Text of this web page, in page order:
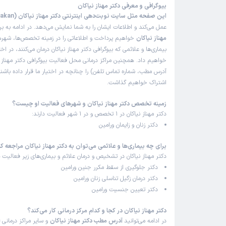
زهرا (
1403/12/19
این پزشک را پیشنهاد میکنم
زمان انتظار:0-15 دقیقه
عالی بود وخیلی خوب ومهربان وکاربلد من خیلی راضی
علت مراجعه: درمان مشکلات اندومتریوز و فیبروم رحم
بیوگرافی و معرفی دکتر مهناز نیاکان
این صفحه مثل سایت نوبت‌دهی اینترنتی دکتر مهناز نیاکان (Dr Mahnaz Niakan)
عمل می‌کند و اطلاعات ایشان را به شما نمایش می‌دهد. در ادامه به
مهناز نیاکان خواهیم پرداخت و اطلاعاتی را در زمینه تخصص‌ها،
بیماری‌ها و علائمی که بیوگرافی دکتر مهناز نیاکان درمان می‌کنند، در
خواهیم داد. همچنین مراکز درمانی محل فعالیت بیوگرافی دکتر مهناز
آدرس مطب، شماره تماس تلفن) را چنانچه در اختیار ما قرار داده
اشتراک خواهیم گذاشت.
زمینه تخصص دکتر مهناز نیاکان و شهرهای فعالیت او چیست؟
دکتر مهناز نیاکان در 1 تخصص و در 1 شهر فعالیت دارند:
دکتر زنان و زایمان ورامین
برای چه بیماری‌ها و علائمی می‌توان به دکتر مهناز نیاکان مراجعه
دکتر مهناز نیاکان در تشخیص و درمان علائم و بیماری‌های زیر فعالیت
دکتر جلوگیری از سقط مکرر جنین ورامین
دکتر درمان زگیل تناسلی زنان ورامین
دکتر تعیین جنسیت ورامین
دکتر مهناز نیاکان در کجا و کدام مرکز درمانی کار می‌کند؟
در ادامه می‌توانید آدرس مطب دکتر مهناز نیاکان و سایر مراکز